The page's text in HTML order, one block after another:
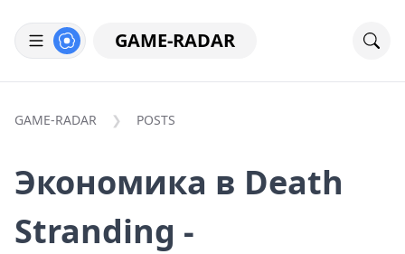
GAME-RADAR
GAME-RADAR POSTS
Экономика в Death
Stranding -